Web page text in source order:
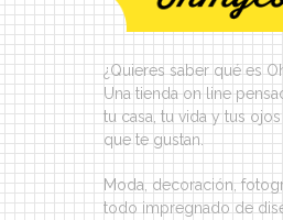
¿Quieres saber qué es
Una tienda on line
tu casa, tu vida y tus
que te gustan.
Moda, decoración,
todo impregnado de